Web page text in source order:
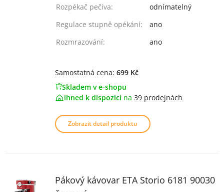
Rozpékač pečiva:
odnímatelný
Regulace stupně opékání:
ano
Rozmrazování:
ano
Samostatná cena: 699 Kč
Skladem v e-shopu
ihned k dispozici na 39 prodejnách
Zobrazit detail produktu
Pákový kávovar ETA Storio 6181 90030